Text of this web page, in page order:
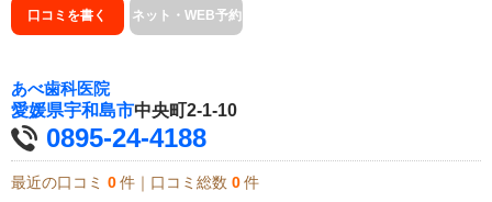
口コミを書く ネット・WEB予約
あべ歯科医院
愛媛県宇和島市中央町2-1-10
0895-24-4188
最近の口コミ 0 件｜口コミ総数 0 件